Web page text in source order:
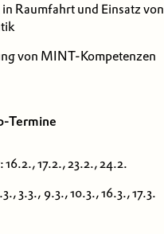
Raumfahrt und Einsatz von
von MINT-Kompetenzen
Termine
16.2., 17.2., 23.2., 24.2.
3.3., 9.3., 10.3., 16.3., 17.3.